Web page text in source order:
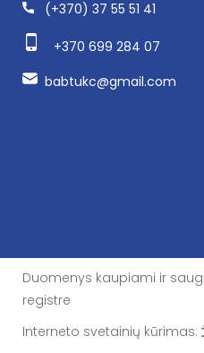
(+370) 37 55 51 41
+370 699 284 07
babtukc@gmail.com
Duomenys kaupiami ir
registre
Interneto svetainių kūrimas: